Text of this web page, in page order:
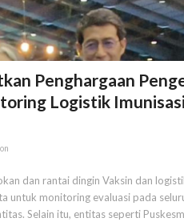
Penghargaan
Logistik
dan rantai dingin Vaksin dan
untuk monitoring evaluasi pada
Selain itu, entitas seperti